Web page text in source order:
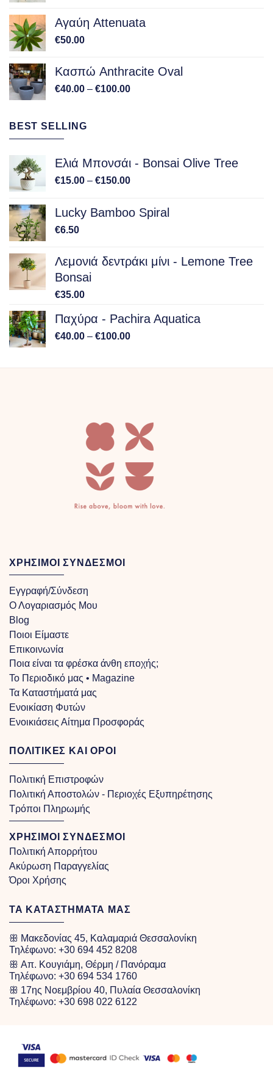
Αγαύη Attenuata
€50.00
Κασπώ Anthracite Oval
€40.00 – €100.00Price
BEST SELLING
Ελιά Μπονσάι - Bonsai Olive Tree
€15.00 – €150.00Price
€15.00
through
Lucky Bamboo Spiral
€6.50
Λεμονιά δεντράκι μίνι - Lemone Tree
Bonsai
€35.00
Παχύρα - Pachira Aquatica
€40.00 – €100.00Price
ΧΡΗΣΙΜΟΙ ΣΥΝΔΕΣΜΟΙ
Εγγραφή/Σύνδεση
Ο Λογαριασμός Μου
Blog
Ποιοι Είμαστε
Επικοινωνία
Ποια είναι τα φρέσκα άνθη εποχής;
Το Περιοδικό μας • Magazine
Τα Kαταστήματά μας
Ενοικίαση Φυτών
Ενοικιάσεις Αίτημα Προσφοράς
ΠΟΛΙΤΙΚΕΣ ΚΑΙ ΟΡΟΙ
Πολιτική Επιστροφών
Πολιτική Αποστολών - Περιοχές Εξυπηρέτησης
Τρόποι Πληρωμής
ΧΡΗΣΙΜΟΙ ΣΥΝΔΕΣΜΟΙ
Πολιτική Απορρήτου
Ακύρωση Παραγγελίας
Όροι Χρήσης
ΤΑ ΚΑΤΑΣΤΗΜΑΤΑ ΜΑΣ
ꕥ Μακεδονίας 45, Καλαμαριά Θεσσαλονίκη
Τηλέφωνο: +30 694 452 8208
ꕥ Απ. Κουγιάμη, Θέρμη / Πανόραμα
Τηλέφωνο: +30 694 534 1760
ꕥ 17ης Νοεμβρίου 40, Πυλαία Θεσσαλονίκη
Τηλέφωνο: +30 698 022 6122